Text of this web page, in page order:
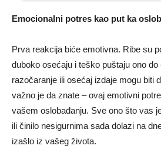
Emocionalni potres kao put ka
Prva reakcija biće emotivna. Ribe su
duboko osećaju i teško puštaju ono
razočaranje ili osećaj izdaje mogu biti
važno je da znate – ovaj emotivni
vašem oslobađanju. Sve ono što vas
ili činilo nesigurnima sada dolazi na
izašlo iz vašeg života.